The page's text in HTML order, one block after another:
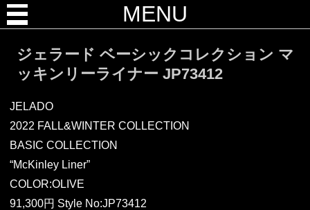
MENU
ジェラード ベーシックコレクション マ
ッキンリーライナー JP73412
JELADO
2022 FALL&WINTER COLLECTION
BASIC COLLECTION
“McKinley Liner”
COLOR:OLIVE
91,300円 Style No:JP73412